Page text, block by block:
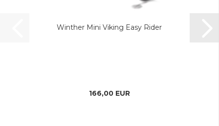
Winther Mini Viking Easy Rider
166,00 EUR